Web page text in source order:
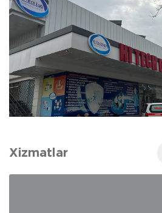
va qulay muhit yaratish. Hi
zamonaviy, innovatsion,
uskunalari bilan jihozlangan.
yo'nalishlarda xizmat
diagnostika, ultratovush
radiologiya, MSKT, MRI,
ginekologiya, nevrologiya,
travmatologiya-ortopediya,
Xizmatlar